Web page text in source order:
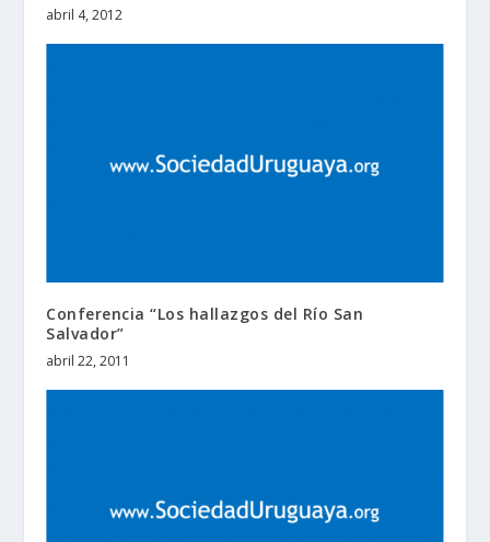
abril 4, 2012
Conferencia “Los hallazgos del Río San
Salvador”
abril 22, 2011